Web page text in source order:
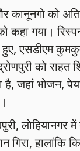
कानूनगो को
कहा गया।
एसडीएम
को राहत
है, जहां भोजन,
लाेहियानगर
हालांकि